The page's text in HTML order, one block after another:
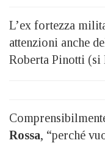
L’ex fortezza
attenzioni anche
Roberta Pinotti (si
Rossa, “perché